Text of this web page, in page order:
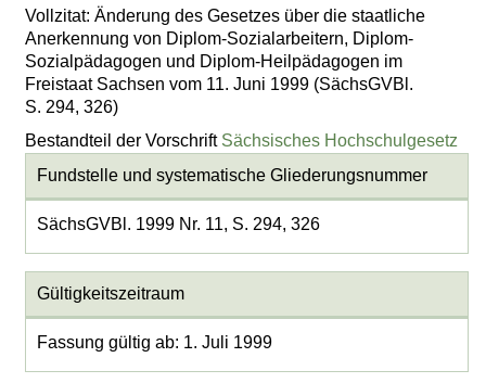
Vollzitat: Änderung des Gesetzes über die staatliche
Anerkennung von Diplom-Sozialarbeitern, Diplom-
Sozialpädagogen und Diplom-Heilpädagogen im
Freistaat Sachsen vom 11. Juni 1999 (SächsGVBl.
S. 294, 326)
Bestandteil der Vorschrift Sächsisches Hochschulgesetz
Fundstelle und systematische Gliederungsnummer
SächsGVBl. 1999 Nr. 11, S. 294, 326
Gültigkeitszeitraum
Fassung gültig ab: 1. Juli 1999